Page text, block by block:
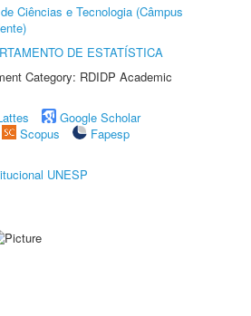
Ciências e Tecnologia (Câmpus
DE ESTATÍSTICA
Category: RDIDP Academic
Google Scholar
Scopus
Fapesp
UNESP